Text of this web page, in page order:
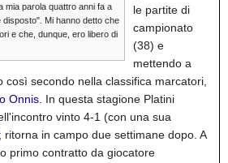
mia parola quattro anni fa a
Mi hanno detto che
e che, dunque, ero libero di
le partite di
campionato
(38) e
mettendo a
così secondo nella classifica marcatori,
Onnis. In questa stagione Platini
vinto 4-1 (con una sua
; ritorna in campo due settimane dopo. A
primo contratto da giocatore